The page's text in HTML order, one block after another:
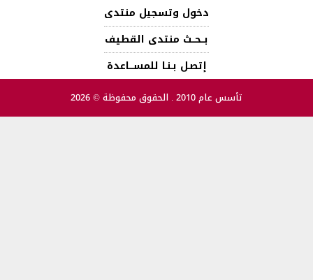
دخول وتسجيل منتدى
بــحــث منتدى القطيف
إتصـل بـنـا للمســـاعدة
تأسس عام 2010 . الحقوق محفوظة © 2026